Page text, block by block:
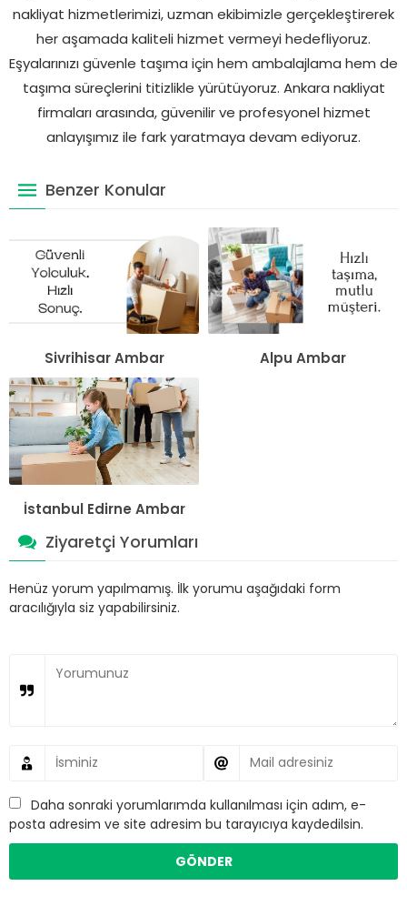
nakliyat hizmetlerimizi, uzman ekibimizle gerçekleştirerek
her aşamada kaliteli hizmet vermeyi hedefliyoruz.
Eşyalarınızı güvenle taşıma için hem ambalajlama hem de
taşıma süreçlerini titizlikle yürütüyoruz. Ankara nakliyat
firmaları arasında, güvenilir ve profesyonel hizmet
anlayışımız ile fark yaratmaya devam ediyoruz.
Benzer Konular
Sivrihisar Ambar Alpu Ambar
İstanbul Edirne Ambar
Ziyaretçi Yorumları
Henüz yorum yapılmamış. İlk yorumu aşağıdaki form
aracılığıyla siz yapabilirsiniz.
Daha sonraki yorumlarımda kullanılması için adım, e-
posta adresim ve site adresim bu tarayıcıya kaydedilsin.